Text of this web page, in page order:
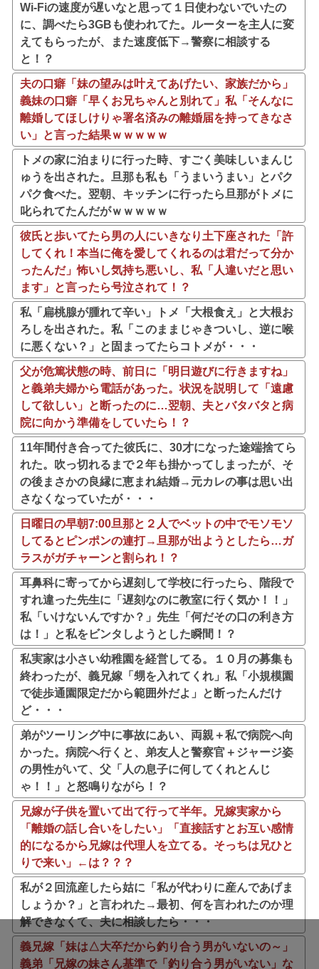
Wi-Fiの速度が遅いなと思って１日使わないでいたの
に、調べたら3GBも使われてた。ルーターを主人に変
えてもらったが、また速度低下→警察に相談する
と！？
夫の口癖「妹の望みは叶えてあげたい、家族だから」
義妹の口癖「早くお兄ちゃんと別れて」私「そんなに
離婚してほしけりゃ署名済みの離婚届を持ってきなさ
い」と言った結果ｗｗｗｗｗ
トメの家に泊まりに行った時、すごく美味しいまんじ
ゅうを出された。旦那も私も「うまいうまい」とパク
パク食べた。翌朝、キッチンに行ったら旦那がトメに
叱られてたんだがｗｗｗｗｗ
彼氏と歩いてたら男の人にいきなり土下座された「許
してくれ！本当に俺を愛してくれるのは君だって分か
ったんだ」怖いし気持ち悪いし、私「人違いだと思い
ます」と言ったら号泣されて！？
私「扁桃腺が腫れて辛い」トメ「大根食え」と大根お
ろしを出された。私「このままじゃきついし、逆に喉
に悪くない？」と固まってたらコトメが・・・
父が危篤状態の時、前日に「明日遊びに行きますね」
と義弟夫婦から電話があった。状況を説明して「遠慮
して欲しい」と断ったのに…翌朝、夫とバタバタと病
院に向かう準備をしていたら！？
11年間付き合ってた彼氏に、30才になった途端捨てら
れた。吹っ切れるまで２年も掛かってしまったが、そ
の後まさかの良縁に恵まれ結婚→元カレの事は思い出
さなくなっていたが・・・
日曜日の早朝7:00旦那と２人でベットの中でモソモソ
してるとピンポンの連打→旦那が出ようとしたら…ガ
ラスがガチャーンと割られ！？
耳鼻科に寄ってから遅刻して学校に行ったら、階段で
すれ違った先生に「遅刻なのに教室に行く気か！！」
私「いけないんですか？」先生「何だその口の利き方
は！」と私をビンタしようとした瞬間！？
私実家は小さい幼稚園を経営してる。１０月の募集も
終わったが、義兄嫁「甥を入れてくれ」私「小規模園
で徒歩通園限定だから範囲外だよ」と断ったんだけ
ど・・・
弟がツーリング中に事故にあい、両親＋私で病院へ向
かった。病院へ行くと、弟友人と警察官＋ジャージ姿
の男性がいて、父「人の息子に何してくれとんじ
ゃ！！」と怒鳴りながら！？
兄嫁が子供を置いて出て行って半年。兄嫁実家から
「離婚の話し合いをしたい」「直接話すとお互い感情
的になるから兄嫁は代理人を立てる。そっちは兄ひと
りで来い」←は？？？
私が２回流産したら姑に「私が代わりに産んであげま
しょうか？」と言われた→最初、何を言われたのか理
解できなくて、夫に相談したら・・・
義兄嫁「妹は△大卒だから釣り合う男がいないの～」
義弟「兄嫁の妹さん基準で「釣り合う男がいない」な